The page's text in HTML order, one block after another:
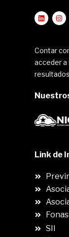
Contar
acceder
Link de
SII